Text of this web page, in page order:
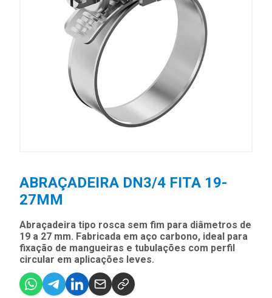
ABRAÇADEIRA DN3/4 FITA 19-
27MM
Abraçadeira tipo rosca sem fim para diâmetros de
19 a 27 mm. Fabricada em aço carbono, ideal para
fixação de mangueiras e tubulações com perfil
circular em aplicações leves.